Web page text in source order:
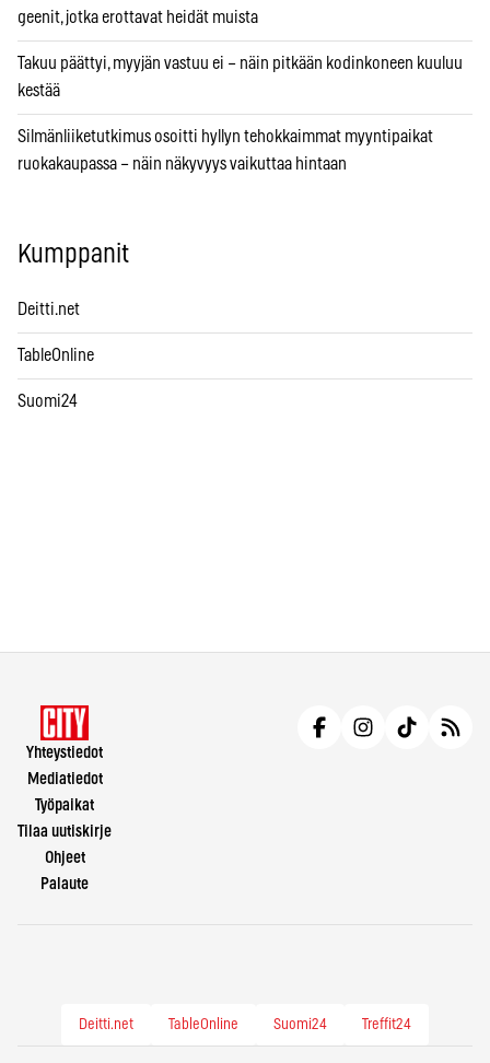
geenit, jotka erottavat heidät muista
Takuu päättyi, myyjän vastuu ei – näin pitkään kodinkoneen kuuluu
kestää
Silmänliiketutkimus osoitti hyllyn tehokkaimmat myyntipaikat
ruokakaupassa – näin näkyvyys vaikuttaa hintaan
Kumppanit
Deitti.net
TableOnline
Suomi24
Yhteystiedot
Mediatiedot
Työpaikat
Tilaa uutiskirje
Ohjeet
Palaute
Deitti.net TableOnline Suomi24 Treffit24